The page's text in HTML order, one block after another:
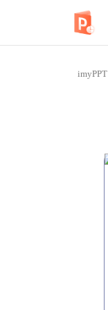
imyPPT